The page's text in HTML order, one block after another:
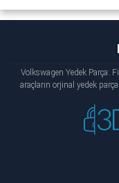
Volkswagen Yedek Parça:
araçların orjinal yedek